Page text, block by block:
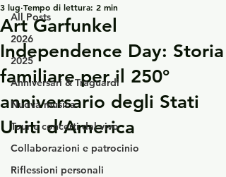
All Posts
2026
2025
Anniversari & Traguardi
Nuova musica
Tour e concerti dal vivo
Collaborazioni e patrocinio
Riflessioni personali
Art Garfunkel
Independence Day: Storia
familiare per il 250°
anniversario degli Stati
Uniti d’America
3 lug Tempo di lettura: 2 min